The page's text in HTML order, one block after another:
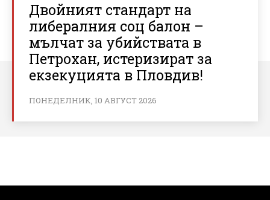
Двойният стандарт на
либералния соц балон –
мълчат за убийствата в
Петрохан, истеризират за
екзекуцията в Пловдив!
ПОНЕДЕЛНИК, 10 АВГУСТ 2026